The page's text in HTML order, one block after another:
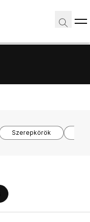
Szerepkörök